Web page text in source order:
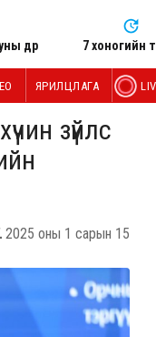
өдөр 7 хоногийн
ЯРИЛЦЛАГА
зүйлс
2025 оны 1 сарын 15